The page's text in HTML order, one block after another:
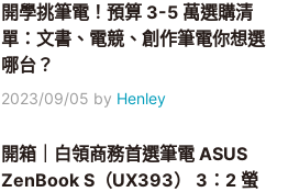
開學挑筆電！預算 3-5 萬選購清
單：文書、電競、創作筆電你想選
哪台？
2023/09/05 by Henley
開箱｜白領商務首選筆電 ASUS
ZenBook S（UX393） 3：2 螢